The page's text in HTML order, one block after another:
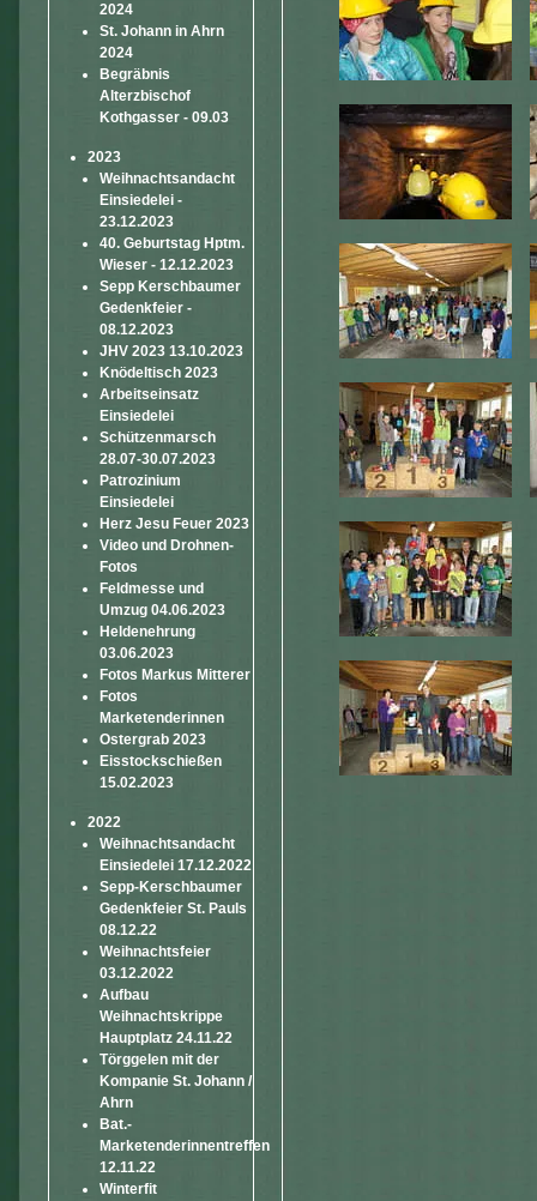
2024
St. Johann in Ahrn
2024
Begräbnis
Alterzbischof
Kothgasser - 09.03
2023
Weihnachtsandacht
Einsiedelei -
23.12.2023
40. Geburtstag Hptm.
Wieser - 12.12.2023
Sepp Kerschbaumer
Gedenkfeier -
08.12.2023
JHV 2023 13.10.2023
Knödeltisch 2023
Arbeitseinsatz
Einsiedelei
Schützenmarsch
28.07-30.07.2023
Patrozinium
Einsiedelei
Herz Jesu Feuer 2023
Video und Drohnen-
Fotos
Feldmesse und
Umzug 04.06.2023
Heldenehrung
03.06.2023
Fotos Markus Mitterer
Fotos
Marketenderinnen
Ostergrab 2023
Eisstockschießen
15.02.2023
2022
Weihnachtsandacht
Einsiedelei 17.12.2022
Sepp-Kerschbaumer
Gedenkfeier St. Pauls
08.12.22
Weihnachtsfeier
03.12.2022
Aufbau
Weihnachtskrippe
Hauptplatz 24.11.22
Törggelen mit der
Kompanie St. Johann /
Ahrn
Bat.-
Marketenderinnentreffen
12.11.22
Winterfit